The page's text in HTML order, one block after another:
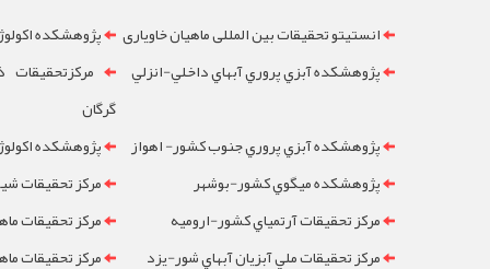
انستیتو تحقیقات بین المللی ماهیان خاویاری
پژوهشکده
پژوهشکده آبزي پروري آبهاي داخلي-انزلي
مرکزتحقيقات
گرگان
پژوهشکده آبزي پروري جنوب کشور- اهواز
پژوهشکده
پژوهشکده ميگوي کشور-بوشهر
مرکز تحقيقات
مرکز تحقيقات آرتمياي کشور-ارومیه
مرکز تحقيقات
مرکز تحقيقات ملي آبزيان آبهاي شور-یزد
مرکز تحقيقات